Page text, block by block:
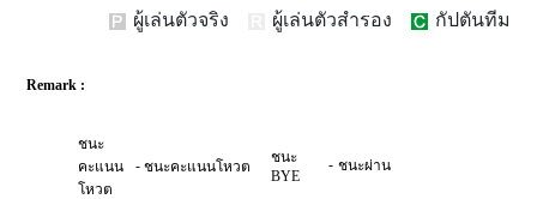
ผู้เล่นตัวจริง ผู้เล่นตัวสำรอง กัปตันทีม
Remark :
ชนะ
คะแนน
โหวต
- ชนะคะแนนโหวต
ชนะ
BYE
- ชนะผ่าน